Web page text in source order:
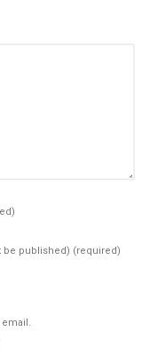
be published) (required)